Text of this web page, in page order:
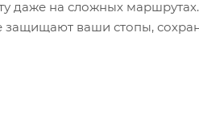
даже на сложных
защищают ваши стопы,